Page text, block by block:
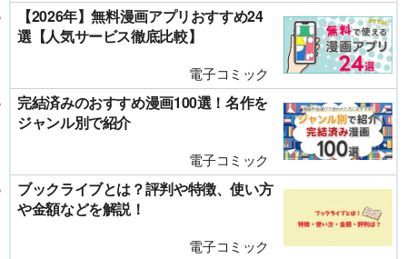
【2026年】無料漫画アプリおすすめ24
選【人気サービス徹底比較】
電子コミック
完結済みのおすすめ漫画100選！名作を
ジャンル別で紹介
電子コミック
ブックライブとは？評判や特徴、使い方
や金額などを解説！
電子コミック